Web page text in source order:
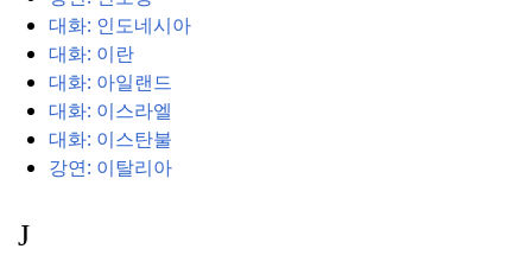
대화: 인도네시아
대화: 이란
대화: 아일랜드
대화: 이스라엘
대화: 이스탄불
강연: 이탈리아
J